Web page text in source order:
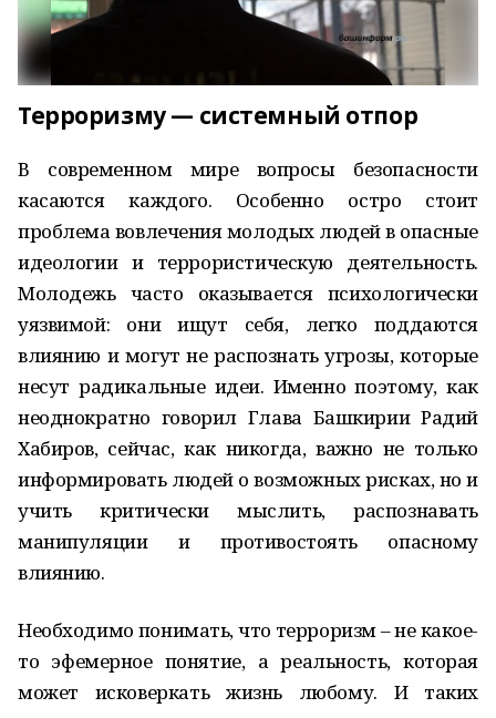
Терроризму — системный отпор
В современном мире вопросы безопасности
касаются каждого. Особенно остро стоит
проблема вовлечения молодых людей в опасные
идеологии и террористическую деятельность.
Молодежь часто оказывается психологически
уязвимой: они ищут себя, легко поддаются
влиянию и могут не распознать угрозы, которые
несут радикальные идеи. Именно поэтому, как
неоднократно говорил Глава Башкирии Радий
Хабиров, сейчас, как никогда, важно не только
информировать людей о возможных рисках, но и
учить критически мыслить, распознавать
манипуляции и противостоять опасному
влиянию.
Необходимо понимать, что терроризм – не какое-
то эфемерное понятие, а реальность, которая
может исковеркать жизнь любому. И таких